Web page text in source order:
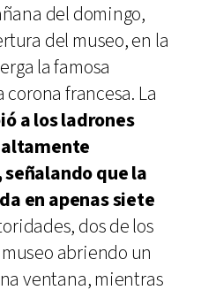
del domingo,
del museo, en la
la famosa
francesa. La
a los ladrones
que la
en apenas siete
dos de los
abriendo un
ventana, mientras